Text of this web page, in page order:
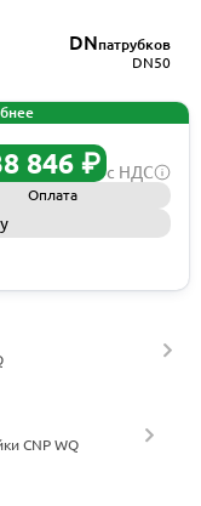
DNпатрубков
DN50
846 ₽ с НДС
Оплата
CNP WQ